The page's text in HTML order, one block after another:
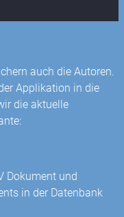
auch die Autoren.
Applikation in die
die aktuelle
Dokument und
in der Datenbank